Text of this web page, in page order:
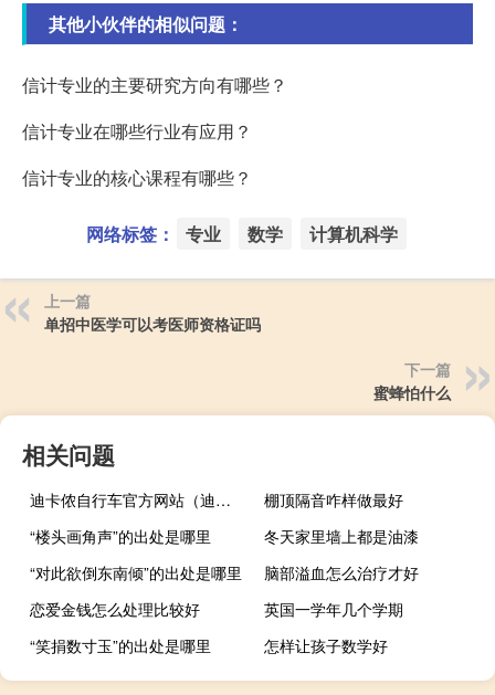
其他小伙伴的相似问题：
信计专业的主要研究方向有哪些？
信计专业在哪些行业有应用？
信计专业的核心课程有哪些？
网络标签： 专业 数学 计算机科学
上一篇
单招中医学可以考医师资格证吗
下一篇
蜜蜂怕什么
相关问题
迪卡侬自行车官方网站（迪卡侬自行车5 2）
棚顶隔音咋样做最好
“楼头画角声”的出处是哪里
冬天家里墙上都是油漆
“对此欲倒东南倾”的出处是哪里
脑部溢血怎么治疗才好
恋爱金钱怎么处理比较好
英国一学年几个学期
“笑捐数寸玉”的出处是哪里
怎样让孩子数学好